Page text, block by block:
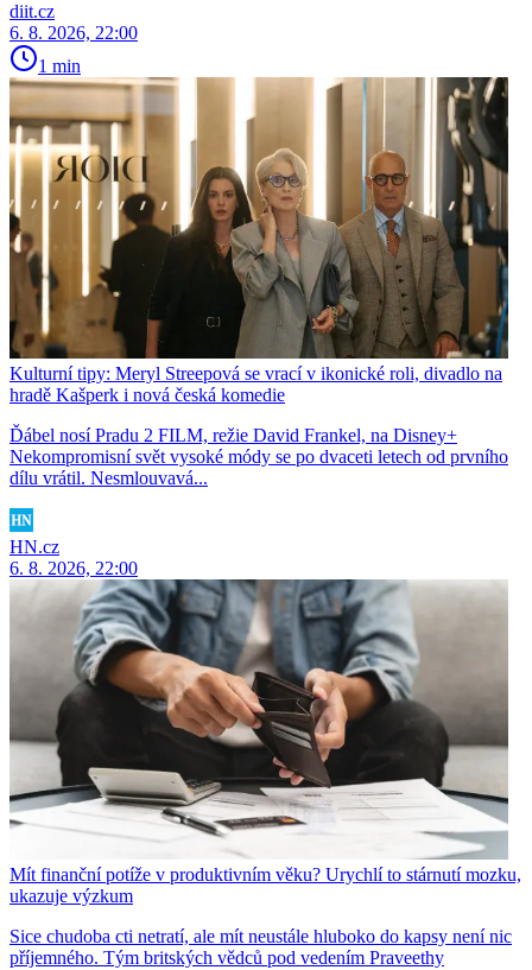
diit.cz
6. 8. 2026, 22:00
1 min
Kulturní tipy: Meryl Streepová se vrací v ikonické roli, divadlo na
hradě Kašperk i nová česká komedie
Ďábel nosí Pradu 2 FILM, režie David Frankel, na Disney+
Nekompromisní svět vysoké módy se po dvaceti letech od prvního
dílu vrátil. Nesmlouvavá...
HN.cz
6. 8. 2026, 22:00
Mít finanční potíže v produktivním věku? Urychlí to stárnutí mozku,
ukazuje výzkum
Sice chudoba cti netratí, ale mít neustále hluboko do kapsy není nic
příjemného. Tým britských vědců pod vedením Praveethy